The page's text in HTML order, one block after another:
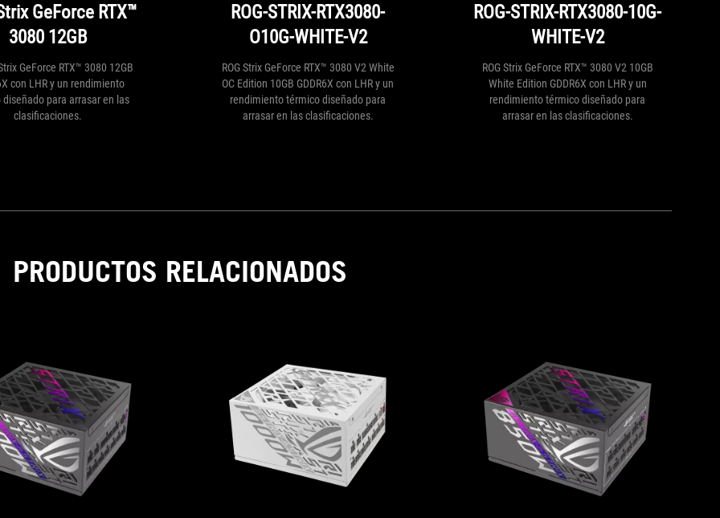
GeForce RTX™
3080 12GB
GeForce RTX™ 3080 12GB
con LHR y un rendimiento
para arrasar en las
clasificaciones.
ROG-STRIX-RTX3080-
O10G-WHITE-V2
ROG Strix GeForce RTX™ 3080 V2 White
OC Edition 10GB GDDR6X con LHR y un
rendimiento térmico diseñado para
arrasar en las clasificaciones.
ROG-STRIX-RTX3080-10G-
WHITE-V2
ROG Strix GeForce RTX™ 3080 V2 10GB
White Edition GDDR6X con LHR y un
rendimiento térmico diseñado para
arrasar en las clasificaciones.
PRODUCTOS RELACIONADOS